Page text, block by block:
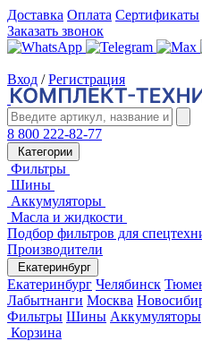
Доставка Оплата Сертификаты
Заказать звонок
Вход / Регистрация
8 800 222-82-77
Категории
Фильтры
Шины
Аккумуляторы
Масла и жидкости
Подбор фильтров для
Производители
Екатеринбург
Екатеринбург Челябинск
Лабытнанги Москва
Фильтры Шины Аккумуляторы
Корзина